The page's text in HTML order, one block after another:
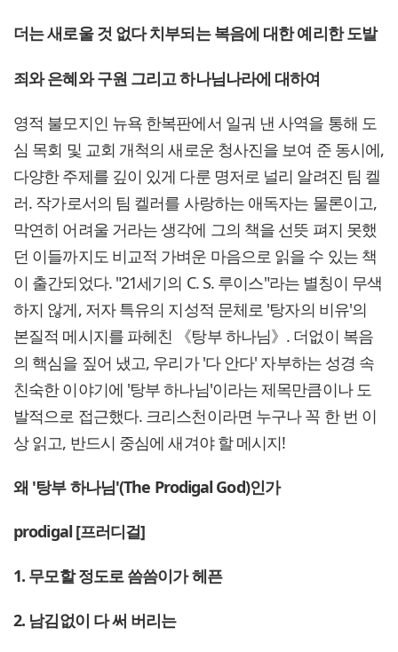
더는 새로울 것 없다 치부되는 복음에 대한 예리한 도발
죄와 은혜와 구원 그리고 하나님나라에 대하여
영적 불모지인 뉴욕 한복판에서 일궈 낸 사역을 통해 도
심 목회 및 교회 개척의 새로운 청사진을 보여 준 동시에,
다양한 주제를 깊이 있게 다룬 명저로 널리 알려진 팀 켈
러. 작가로서의 팀 켈러를 사랑하는 애독자는 물론이고,
막연히 어려울 거라는 생각에 그의 책을 선뜻 펴지 못했
던 이들까지도 비교적 가벼운 마음으로 읽을 수 있는 책
이 출간되었다. "21세기의 C. S. 루이스"라는 별칭이 무색
하지 않게, 저자 특유의 지성적 문체로 '탕자의 비유'의
본질적 메시지를 파헤친 《탕부 하나님》. 더없이 복음
의 핵심을 짚어 냈고, 우리가 '다 안다' 자부하는 성경 속
친숙한 이야기에 '탕부 하나님'이라는 제목만큼이나 도
발적으로 접근했다. 크리스천이라면 누구나 꼭 한 번 이
상 읽고, 반드시 중심에 새겨야 할 메시지!
왜 '탕부 하나님'(The Prodigal God)인가
prodigal [프러디걸]
1. 무모할 정도로 씀씀이가 헤픈
2. 남김없이 다 써 버리는